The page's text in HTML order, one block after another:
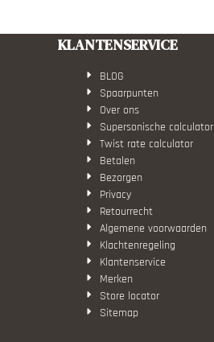
KLANTENSERVICE
BLOG
Spaarpunten
Over ons
Supersonische calculator
Twist rate calculator
Betalen
Bezorgen
Privacy
Retourrecht
Algemene voorwaarden
Klachtenregeling
Klantenservice
Merken
Store locator
Sitemap